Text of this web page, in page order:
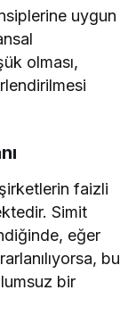
uygun
olması,
faizli
Simit
eğer
bu
bir